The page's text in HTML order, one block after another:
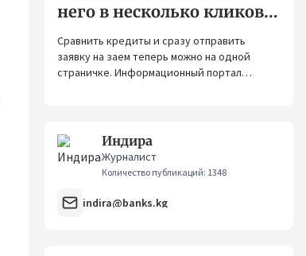
него в несколько кликов:
Banks.kg и Bank.kg стали
партнерами
Сравнить кредиты и сразу отправить
заявку на заем теперь можно на одной
страничке. Информационный портал
Индира
Журналист
Количество публикаций: 1348
indira@banks.kg